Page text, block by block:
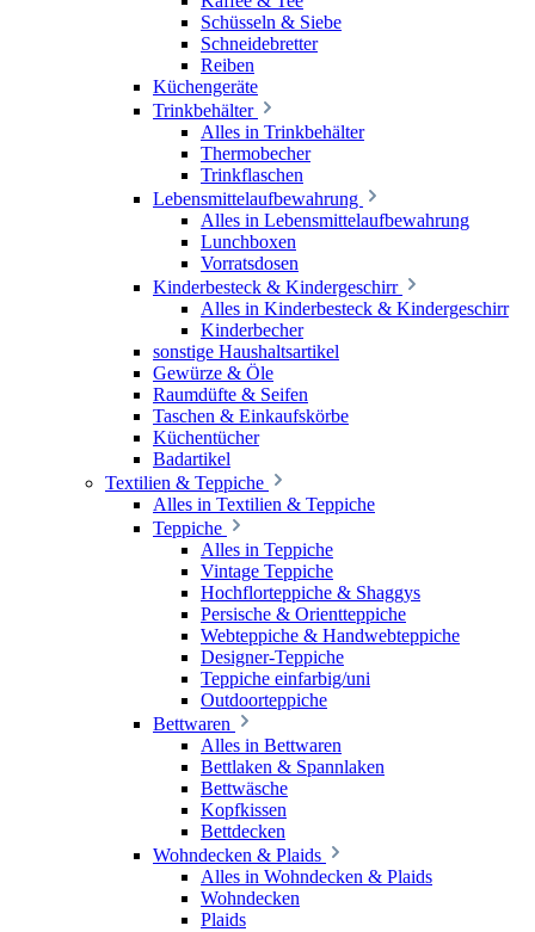
Schüsseln & Siebe
Schneidebretter
Reiben
Küchengeräte
Trinkbehälter
Alles in Trinkbehälter
Thermobecher
Trinkflaschen
Lebensmittelaufbewahrung
Alles in Lebensmittelaufbewahrung
Lunchboxen
Vorratsdosen
Kinderbesteck & Kindergeschirr
Alles in Kinderbesteck & Kindergeschirr
Kinderbecher
sonstige Haushaltsartikel
Gewürze & Öle
Raumdüfte & Seifen
Taschen & Einkaufskörbe
Küchentücher
Badartikel
Textilien & Teppiche
Alles in Textilien & Teppiche
Teppiche
Alles in Teppiche
Vintage Teppiche
Hochflorteppiche & Shaggys
Persische & Orientteppiche
Webteppiche & Handwebteppiche
Designer-Teppiche
Teppiche einfarbig/uni
Outdoorteppiche
Bettwaren
Alles in Bettwaren
Bettlaken & Spannlaken
Bettwäsche
Kopfkissen
Bettdecken
Wohndecken & Plaids
Alles in Wohndecken & Plaids
Wohndecken
Plaids